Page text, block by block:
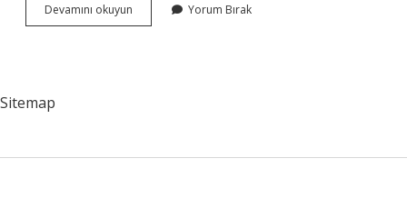
Devamını okuyun Eğitimde
Desen
Yorum Bırak
Sitemap